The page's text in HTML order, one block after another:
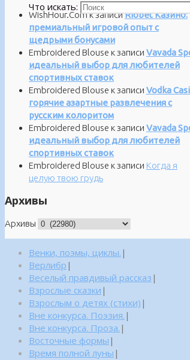
Что искать:
WishHour.Comк записиRiobet Казино:
премиальный игровой опыт с
щедрыми бонусами
Embroidered Blouse к записи Vavada
идеальный выбор для любителей
спортивных ставок
Embroidered Blouse к записи Vodka
горячие азартные развлечения с
русским колоритом
Embroidered Blouse к записи Vavada
идеальный выбор для любителей
спортивных ставок
Embroidered Blouse к записи Когда я
целую твою грудь
Архивы
Архивы
Венки, поэмы, циклы. |
Верлибр |
Веселый правдивый рассказ |
Взрослые сказки |
Взрослым о детях (стихи) |
Вне конкурса. Поэзия. |
Вне конкурса. Проза. |
Восточные формы |
Время полной луны |